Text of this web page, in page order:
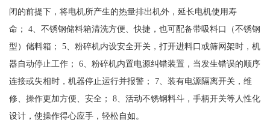
闭的前提下，将电机所产生的热量排出机外，延长电机使用寿
命； 4、不锈钢储料箱清洗方便、快捷，也可配备带吸料口（不锈钢
型）储料箱； 5、粉碎机内设安全开关，打开进料口或筛网架时，机
器自动停止工作； 6、粉碎机内置电源纠错装置，当发生错误的顺序
连接或失相时，机器停止运行并报警； 7、装有电源隔离开关，维
修、操作更加方便、安全； 8、活动不锈钢料斗，手柄开关等人性化
设计，使操作得心应手，轻松自如。